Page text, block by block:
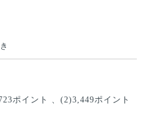
ポイント 、(2)3,449ポイント